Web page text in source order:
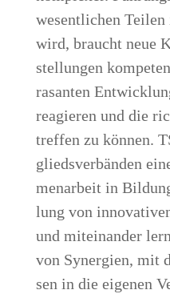
wesent­li­chen
wird, braucht neue
stel­lun­gen
rasan­ten
reagie­ren und die
tref­fen zu kön­nen.
glieds­ver­bän­den
men­ar­beit in
lung von
und mit­ein­an­der
von Syn­er­gien, mit
sen in die eige­nen